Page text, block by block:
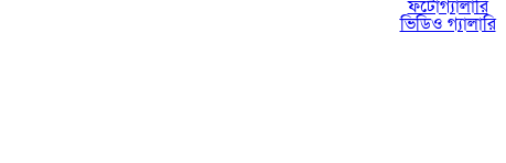
ফটোগ্যালারি
ভিডিও গ্যালারি